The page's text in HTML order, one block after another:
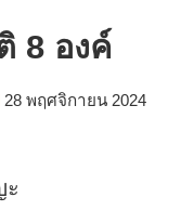
8 องค์
28 พฤศจิกายน 2024